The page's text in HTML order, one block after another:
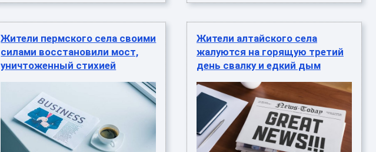
Жители пермского села своими
силами восстановили мост,
уничтоженный стихией
Жители алтайского села
жалуются на горящую третий
день свалку и едкий дым